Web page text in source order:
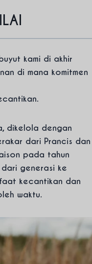
kami di akhir
di mana komitmen
.
dikelola dengan
dari Prancis dan
pada tahun
generasi ke
kecantikan dan
waktu.